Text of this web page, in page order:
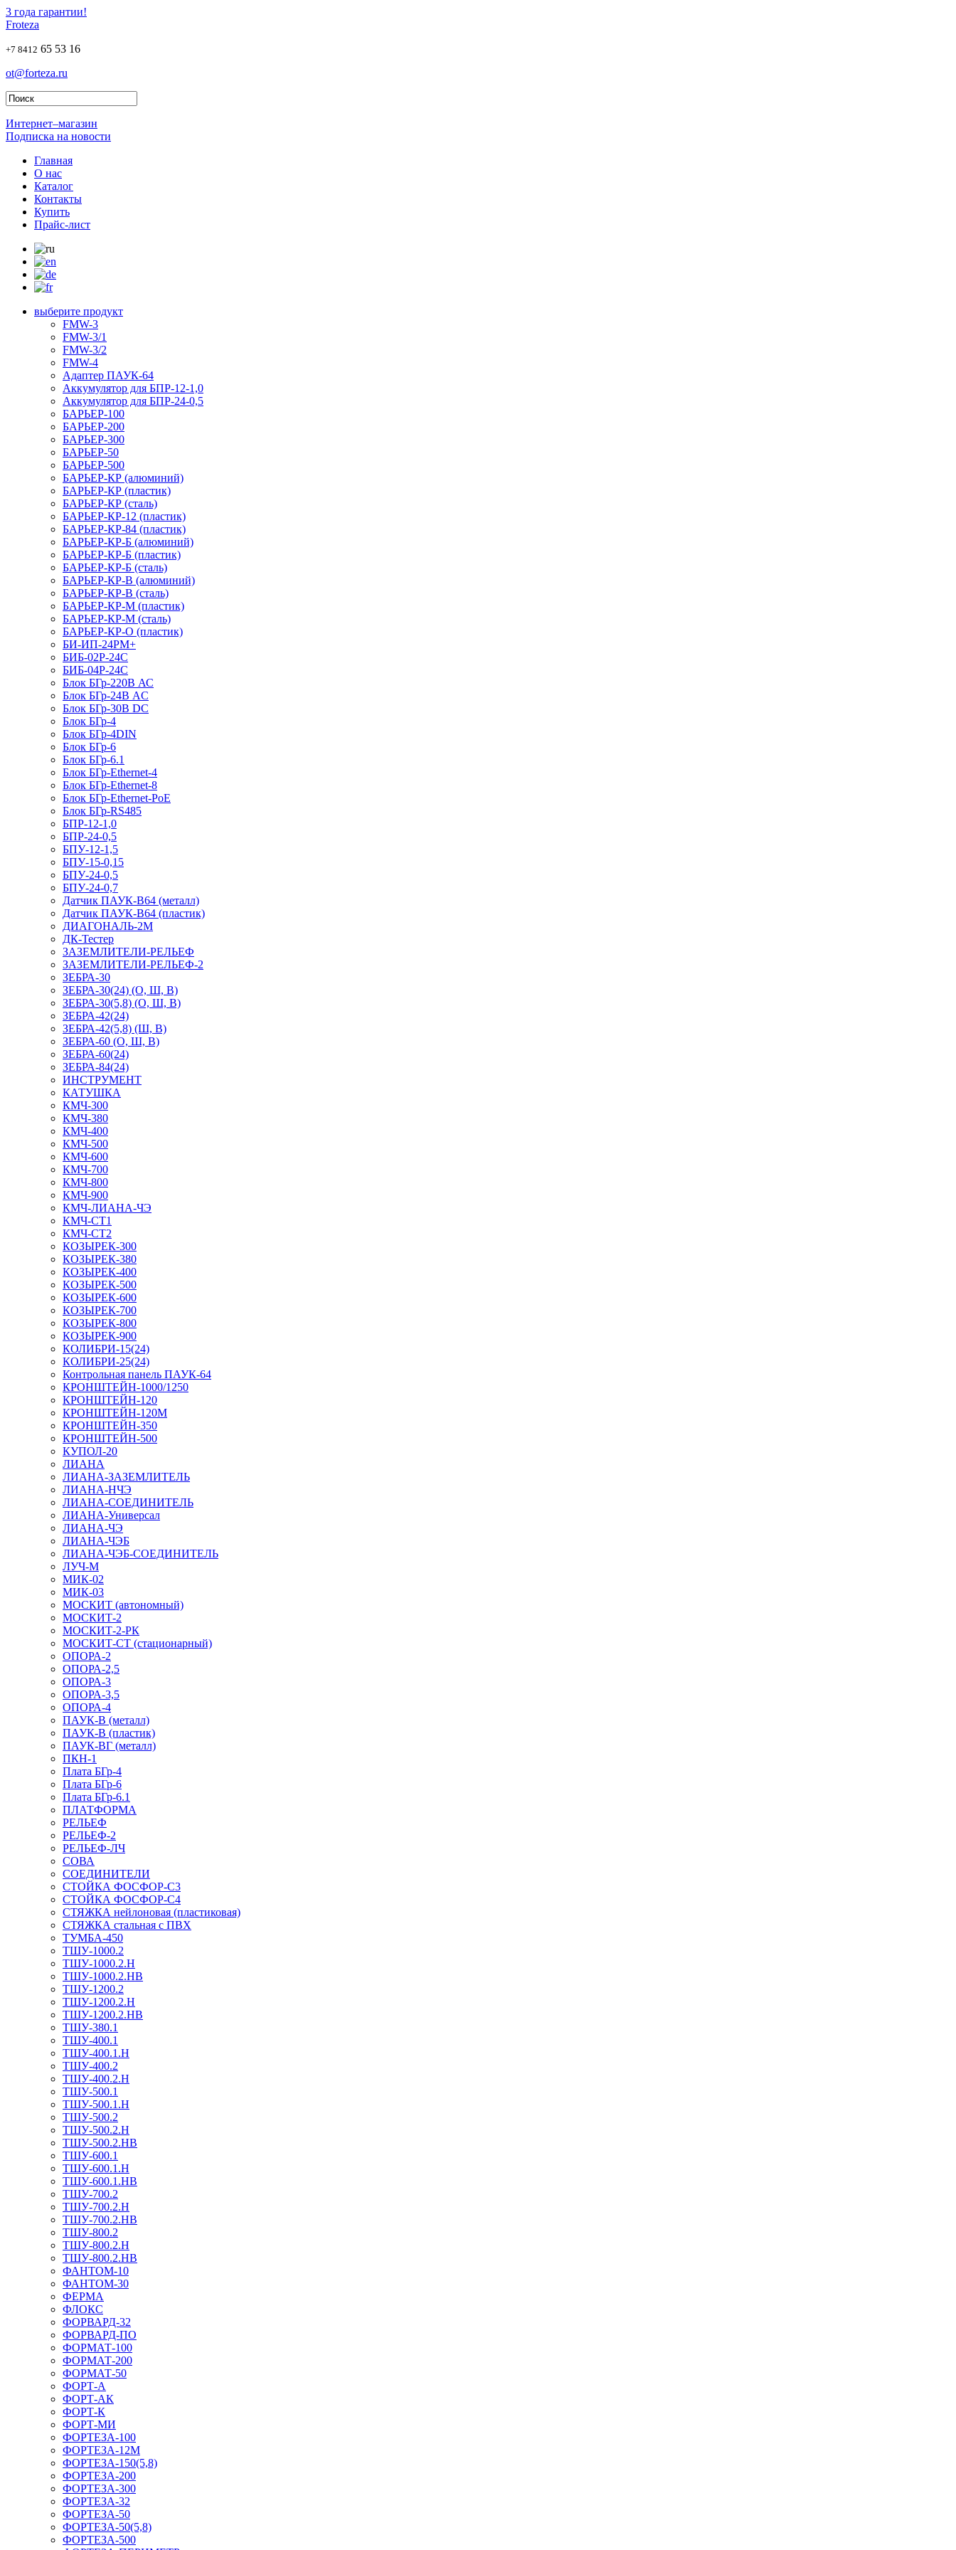
3 года гарантии!
Froteza
+7 8412 65 53 16
ot@forteza.ru
Интернет–магазин
Подписка на новости
Главная
О нас
Каталог
Контакты
Купить
Прайс-лист
выберите продукт
FMW-3
FMW-3/1
FMW-3/2
FMW-4
Адаптер ПАУК-64
Аккумулятор для БПР-12-1,0
Аккумулятор для БПР-24-0,5
БАРЬЕР-100
БАРЬЕР-200
БАРЬЕР-300
БАРЬЕР-50
БАРЬЕР-500
БАРЬЕР-КР (алюминий)
БАРЬЕР-КР (пластик)
БАРЬЕР-КР (сталь)
БАРЬЕР-КР-12 (пластик)
БАРЬЕР-КР-84 (пластик)
БАРЬЕР-КР-Б (алюминий)
БАРЬЕР-КР-Б (пластик)
БАРЬЕР-КР-Б (сталь)
БАРЬЕР-КР-В (алюминий)
БАРЬЕР-КР-В (сталь)
БАРЬЕР-КР-М (пластик)
БАРЬЕР-КР-М (сталь)
БАРЬЕР-КР-О (пластик)
БИ-ИП-24РМ+
БИБ-02Р-24С
БИБ-04Р-24С
Блок БГр-220В АС
Блок БГр-24В AC
Блок БГр-30В DC
Блок БГр-4
Блок БГр-4DIN
Блок БГр-6
Блок БГр-6.1
Блок БГр-Ethernet-4
Блок БГр-Ethernet-8
Блок БГр-Ethernet-PoE
Блок БГр-RS485
БПР-12-1,0
БПР-24-0,5
БПУ-12-1,5
БПУ-15-0,15
БПУ-24-0,5
БПУ-24-0,7
Датчик ПАУК-В64 (металл)
Датчик ПАУК-В64 (пластик)
ДИАГОНАЛЬ-2М
ДК-Тестер
ЗАЗЕМЛИТЕЛИ-РЕЛЬЕФ
ЗАЗЕМЛИТЕЛИ-РЕЛЬЕФ-2
ЗЕБРА-30
ЗЕБРА-30(24) (О, Ш, В)
ЗЕБРА-30(5,8) (О, Ш, В)
ЗЕБРА-42(24)
ЗЕБРА-42(5,8) (Ш, В)
ЗЕБРА-60 (О, Ш, В)
ЗЕБРА-60(24)
ЗЕБРА-84(24)
ИНСТРУМЕНТ
КАТУШКА
КМЧ-300
КМЧ-380
КМЧ-400
КМЧ-500
КМЧ-600
КМЧ-700
КМЧ-800
КМЧ-900
КМЧ-ЛИАНА-ЧЭ
КМЧ-СТ1
КМЧ-СТ2
КОЗЫРЕК-300
КОЗЫРЕК-380
КОЗЫРЕК-400
КОЗЫРЕК-500
КОЗЫРЕК-600
КОЗЫРЕК-700
КОЗЫРЕК-800
КОЗЫРЕК-900
КОЛИБРИ-15(24)
КОЛИБРИ-25(24)
Контрольная панель ПАУК-64
КРОНШТЕЙН-1000/1250
КРОНШТЕЙН-120
КРОНШТЕЙН-120М
КРОНШТЕЙН-350
КРОНШТЕЙН-500
КУПОЛ-20
ЛИАНА
ЛИАНА-ЗАЗЕМЛИТЕЛЬ
ЛИАНА-НЧЭ
ЛИАНА-СОЕДИНИТЕЛЬ
ЛИАНА-Универсал
ЛИАНА-ЧЭ
ЛИАНА-ЧЭБ
ЛИАНА-ЧЭБ-СОЕДИНИТЕЛЬ
ЛУЧ-М
МИК-02
МИК-03
МОСКИТ (автономный)
МОСКИТ-2
МОСКИТ-2-РК
МОСКИТ-СТ (стационарный)
ОПОРА-2
ОПОРА-2,5
ОПОРА-3
ОПОРА-3,5
ОПОРА-4
ПАУК-В (металл)
ПАУК-В (пластик)
ПАУК-ВГ (металл)
ПКН-1
Плата БГр-4
Плата БГр-6
Плата БГр-6.1
ПЛАТФОРМА
РЕЛЬЕФ
РЕЛЬЕФ-2
РЕЛЬЕФ-ЛЧ
СОВА
СОЕДИНИТЕЛИ
СТОЙКА ФОСФОР-С3
СТОЙКА ФОСФОР-С4
СТЯЖКА нейлоновая (пластиковая)
СТЯЖКА стальная с ПВХ
ТУМБА-450
ТШУ-1000.2
ТШУ-1000.2.Н
ТШУ-1000.2.НВ
ТШУ-1200.2
ТШУ-1200.2.Н
ТШУ-1200.2.НВ
ТШУ-380.1
ТШУ-400.1
ТШУ-400.1.Н
ТШУ-400.2
ТШУ-400.2.Н
ТШУ-500.1
ТШУ-500.1.Н
ТШУ-500.2
ТШУ-500.2.Н
ТШУ-500.2.НВ
ТШУ-600.1
ТШУ-600.1.Н
ТШУ-600.1.НВ
ТШУ-700.2
ТШУ-700.2.Н
ТШУ-700.2.НВ
ТШУ-800.2
ТШУ-800.2.Н
ТШУ-800.2.НВ
ФАНТОМ-10
ФАНТОМ-30
ФЕРМА
ФЛОКС
ФОРВАРД-32
ФОРВАРД-ПО
ФОРМАТ-100
ФОРМАТ-200
ФОРМАТ-50
ФОРТ-А
ФОРТ-АК
ФОРТ-К
ФОРТ-МИ
ФОРТЕЗА-100
ФОРТЕЗА-12М
ФОРТЕЗА-150(5,8)
ФОРТЕЗА-200
ФОРТЕЗА-300
ФОРТЕЗА-32
ФОРТЕЗА-50
ФОРТЕЗА-50(5,8)
ФОРТЕЗА-500